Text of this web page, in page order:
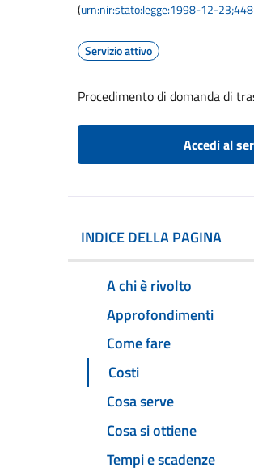
(urn:nir:stato:legge:1998-12-
Servizio attivo
Procedimento di domanda di
Accedi al
INDICE DELLA PAGINA
A chi è rivolto
Approfondimenti
Come fare
Costi
Cosa serve
Cosa si ottiene
Tempi e scadenze